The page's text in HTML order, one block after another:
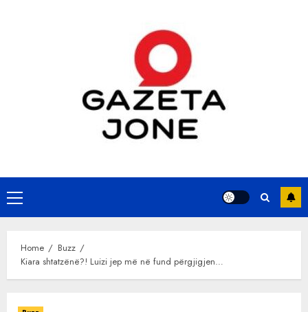
Primary
Menu
Home
Buzz
Kiara shtatzënë?! Luizi jep më në fund përgjigjen…